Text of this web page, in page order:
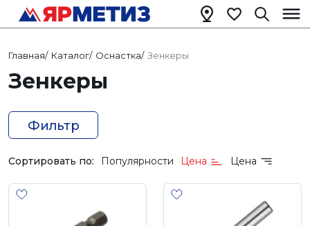
Главная/ Каталог/ Оснастка/ Зенкеры
Зенкеры
Фильтр
Сортировать по: Популярности Цена Цена